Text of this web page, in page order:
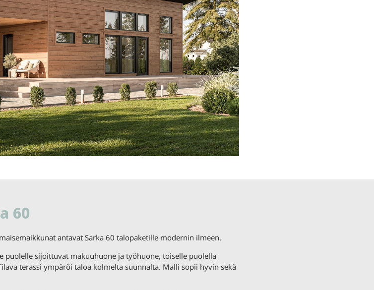
60
antavat Sarka 60 talopaketille modernin ilmeen.
puolelle sijoittuvat makuuhuone ja työhuone, toiselle puolella
terassi ympäröi taloa kolmelta suunnalta. Malli sopii hyvin sekä